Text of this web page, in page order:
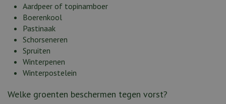
Aardpeer of topinamboer
Boerenkool
Pastinaak
Schorseneren
Spruiten
Winterpenen
Winterpostelein
Welke groenten beschermen tegen vorst?